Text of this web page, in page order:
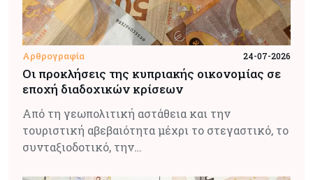
Αρθρογραφία 24-07-2026
Οι προκλήσεις της κυπριακής οικονομίας σε
εποχή διαδοχικών κρίσεων
Από τη γεωπολιτική αστάθεια και την
τουριστική αβεβαιότητα μέχρι το στεγαστικό, το
συνταξιοδοτικό, την…